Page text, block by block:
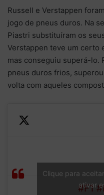
Russell e Verstappen
jogo de pneus duros. Na
Piastri substituíram os
Verstappen teve um certo
mas conseguiu superá-lo.
pneus duros frios,
volta com aqueles
LAP
11/44
tyres. He’s
#F1
Clique para
ativar